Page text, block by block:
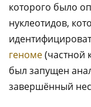
которого было
нуклеотидов,
геноме(частной
был запущен
завершённый